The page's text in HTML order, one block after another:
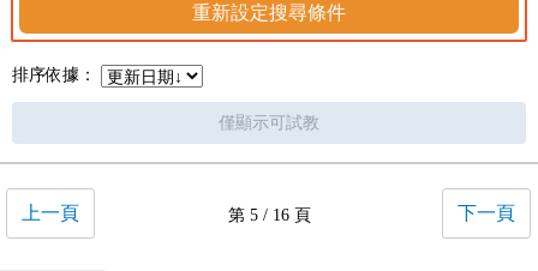
重新設定搜尋條件
排序依據：
僅顯示可試教
上一頁 第 5 / 16 頁 下一頁